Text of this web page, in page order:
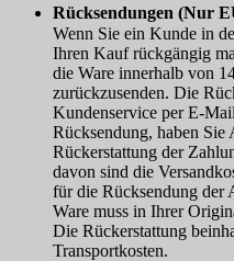
Rücksendungen (Nur
Wenn Sie ein Kunde in
Ihren Kauf rückgängig
die Ware innerhalb von
zurückzusenden. Die
Kundenservice per E-
Rücksendung, haben
Rückerstattung der
davon sind die
für die Rücksendung der
Ware muss in Ihrer
Die Rückerstattung
Transportkosten.